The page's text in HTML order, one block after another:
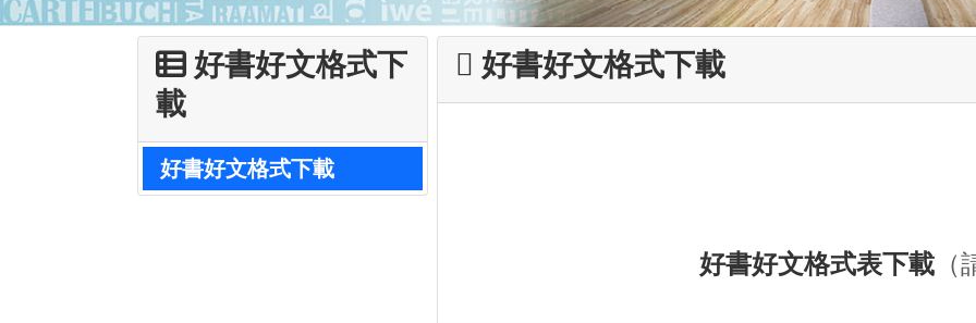
好書好文格式下
載
好書好文格式下載
好書好文格式下載
好書好文格式表下載（